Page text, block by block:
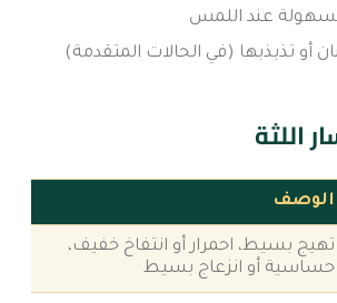
بسهولة عند اللمس
أو تذبذبها (في الحالات المتقدمة)
اللثة
الوصف
تهيج بسيط، احمرار أو انتفاخ خفيف،
حساسية أو انزعاج بسيط